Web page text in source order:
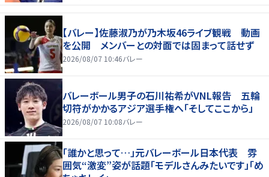
【バレー】佐藤淑乃が乃木坂46ライブ観戦 動画
を公開 メンバーとの対面では固まって話せず
2026/08/07 10:46バレー
バレーボール男子の石川祐希がVNL報告 五輪
切符がかかるアジア選手権へ「そしてここから」
2026/08/07 10:08バレー
「誰かと思って…」元バレーボール日本代表 雰
囲気“激変”姿が話題「モデルさんみたいです」「め